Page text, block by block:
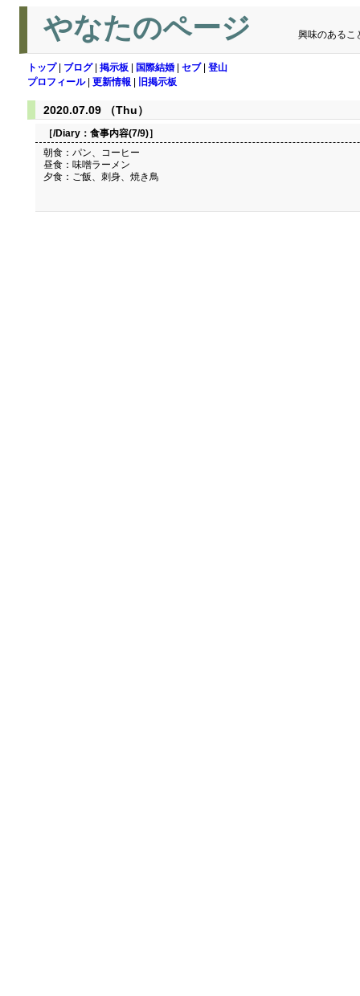
やなたのページ 興味のあるこ
トップ| ブログ| 掲示板 国際結婚 セブ| 登山
プロフィール| 更新情報 旧掲示板
2020.07.09 （Thu）
［/Diary： 食事内容(7/9)］
朝食：パン、コーヒー
昼食：味噌ラーメン
夕食：ご飯、刺身、焼き鳥